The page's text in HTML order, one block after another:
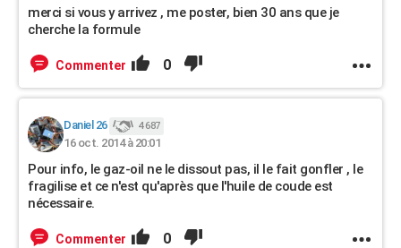
merci si vous y arrivez , me poster, bien 30 ans que je
cherche la formule
Commenter 0
Daniel 26 4 687
16 oct. 2014 à 20:01
Pour info, le gaz-oil ne le dissout pas, il le fait gonfler , le
fragilise et ce n'est qu'après que l'huile de coude est
nécessaire.
Commenter 0